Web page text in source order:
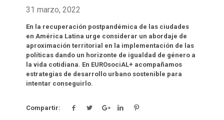
31 marzo, 2022
En la recuperación postpandémica de las ciudades
en América Latina urge considerar un abordaje de
aproximación territorial en la implementación de las
políticas dando un horizonte de igualdad de género a
la vida cotidiana. En EUROsociAL+ acompañamos
estrategias de desarrollo urbano sostenible para
intentar conseguirlo.
Compartir: